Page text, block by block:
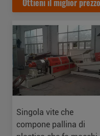
del filo dell'acqua
Ottieni il miglior prezzo
Singola vite che
compone pallina di